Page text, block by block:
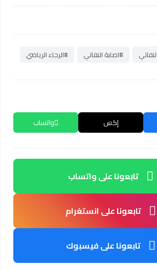
#اصابة النفاتي #الرجاء الرياضي
إكس واتساب
تابعونا على واتساب
تابعونا على انستغرام
تابعونا على فيسبوك